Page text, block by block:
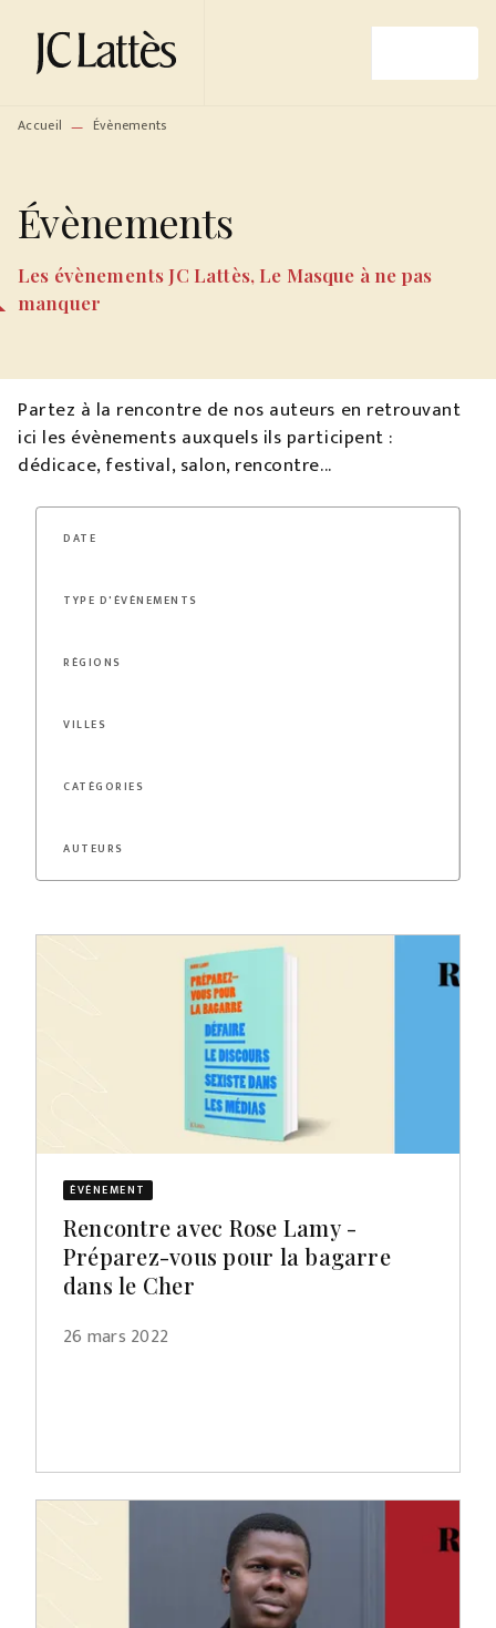
MENU RECHERCHE
PIED DE PAGE
Accueil — Évènements
Évènements
Les évènements JC Lattès, Le Masque à ne pas
manquer
Partez à la rencontre de nos auteurs en retrouvant
ici les évènements auxquels ils participent :
dédicace, festival, salon, rencontre...
DATE
TYPE D'ÉVÈNEMENTS
RÉGIONS
VILLES
CATÉGORIES
AUTEURS
ÉVÈNEMENT
Rencontre avec Rose Lamy -
Préparez-vous pour la bagarre
dans le Cher
26 mars 2022